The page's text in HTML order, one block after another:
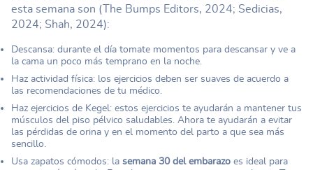
esta semana son (The Bumps Editors, 2024; Sedicias,
2024; Shah, 2024):
Descansa: durante el día tomate momentos para descansar y ve a
la cama un poco más temprano en la noche.
Haz actividad física: los ejercicios deben ser suaves de acuerdo a
las recomendaciones de tu médico.
Haz ejercicios de Kegel: estos ejercicios te ayudarán a mantener tus
músculos del piso pélvico saludables. Ahora te ayudarán a evitar
las pérdidas de orina y en el momento del parto a que sea más
sencillo.
Usa zapatos cómodos: la semana 30 del embarazo es ideal para